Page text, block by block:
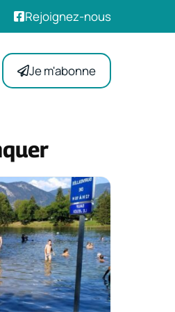
Rejoignez-nous
Je m'abonne